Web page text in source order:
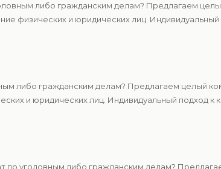
либо гражданским делам? Предлагаем
физических и юридических лиц. Индивидуальный
либо гражданским делам? Предлагаем целый
и юридических лиц. Индивидуальный подход к
уголовным либо гражданским делам?